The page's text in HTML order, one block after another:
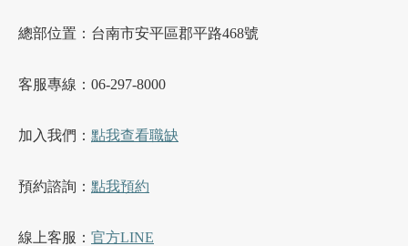
總部位置：台南市安平區郡平路468號
客服專線：06-297-8000
加入我們： 點我查看職缺
預約諮詢： 點我預約
線上客服： 官方LINE